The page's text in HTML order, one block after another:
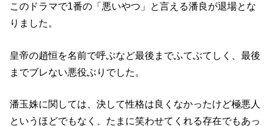
このドラマで1番の「悪いやつ」と言える潘良が退場とな
りました。
皇帝の趙恒を名前で呼ぶなど最後までふてぶてしく、最後
までブレない悪役ぶりでした。
潘玉姝に関しては、決して性格は良くなかったけど極悪人
というほどでもなく、たまに笑わせてくれる存在でもあっ